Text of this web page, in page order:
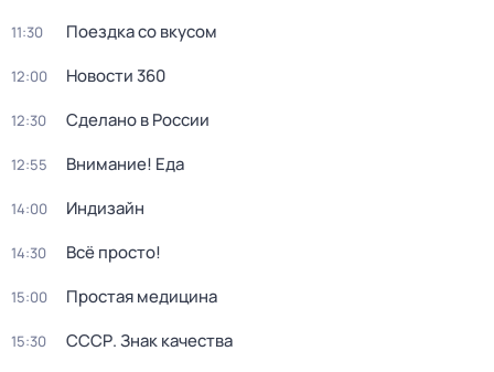
11:30 Поездка со вкусом
12:00 Новости 360
12:30 Сделано в России
12:55 Внимание! Еда
14:00 Индизайн
14:30 Всё просто!
15:00 Простая медицина
15:30 СССР. Знак качества